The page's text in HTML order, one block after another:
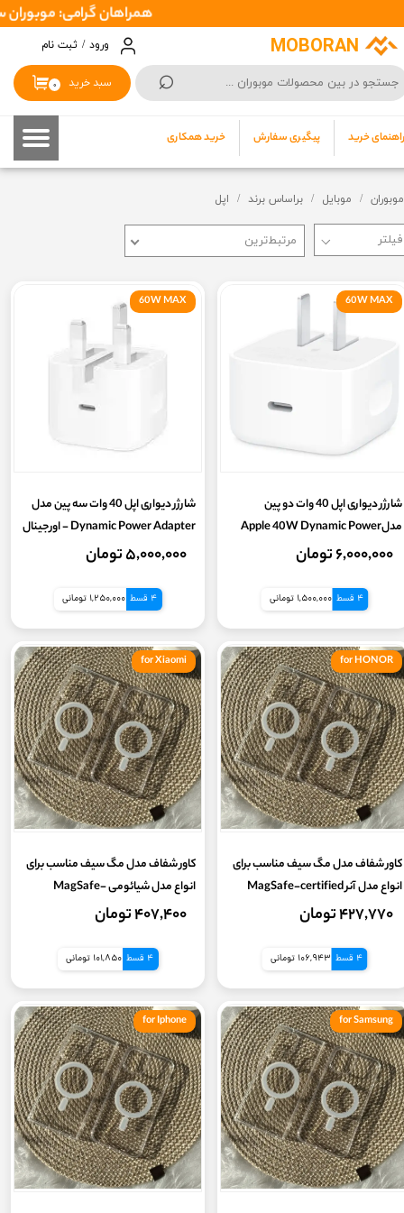
MOBORAN
⌕ ۰ سبد خرید
راهنمای خرید پیگیری سفارش خرید همکاری
ورود / ثبت نام
حساب کاربری من
تغییر گذر واژه
خروج از حساب کاربری
همراهان گرامی: موبوران سفارشات شما را در اسرع وقت ( 1 تا 2 روز کاری
موبوران موبایل براساس برند اپل
مرتبط‌ترین
شارژر دیواری اپل 40 وات دو پین
مدلApple 40W Dynamic Power
Adapter - اورجینال
۶,۰۰۰,۰۰۰ تومان
4 قسط 1,500,000 تومانی
60W MAX
شارژر دیواری اپل 40 وات سه پین مدل
Dynamic Power Adapter - اورجینال
۵,۰۰۰,۰۰۰ تومان
4 قسط 1,250,000 تومانی
60W MAX
کاور شفاف مدل مگ سیف مناسب برای
انواع مدل آنر MagSafe-certified
transparent case for Honor
۴۲۷,۷۷۰ تومان
4 قسط 106,943 تومانی
for HONOR
کاور شفاف مدل مگ سیف مناسب برای
انواع مدل شیائومی MagSafe-
certified transparent case for
۴۰۷,۴۰۰ تومان
4 قسط 101,850 تومانی
for Xiaomi
for Samsung
for Iphone